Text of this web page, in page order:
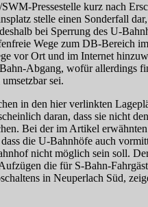
Presse­stelle kurz nach
stelle einen Sonderfall
bei Sperrung des
Wege zum DB-Bereich
vor Ort und im Internet
Abgang, wofür allerdings
sei.
in den hier verlinkten
daran, dass sie nicht
Bei der im Artikel
die U‑Bahnhöfe auch
nicht möglich sein soll.
die für S‑Bahn-
in Neuperlach Süd,